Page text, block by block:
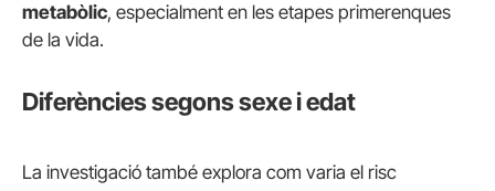
metabòlic, especialment en les etapes primerenques
de la vida.
Diferències segons sexe i edat
La investigació també explora com varia el risc